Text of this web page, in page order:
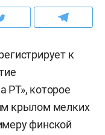
к
РТ», которое
крылом мелких
финской